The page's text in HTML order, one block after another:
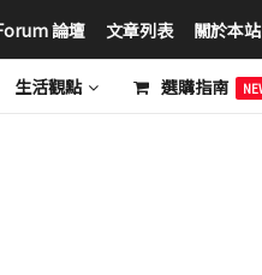
論壇 文章列表 關於本站
生活觀點 選購指南